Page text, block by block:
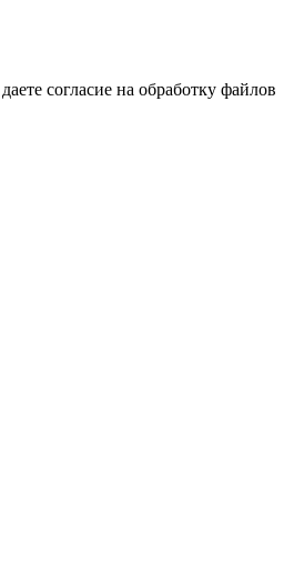
согласие на обработку файлов